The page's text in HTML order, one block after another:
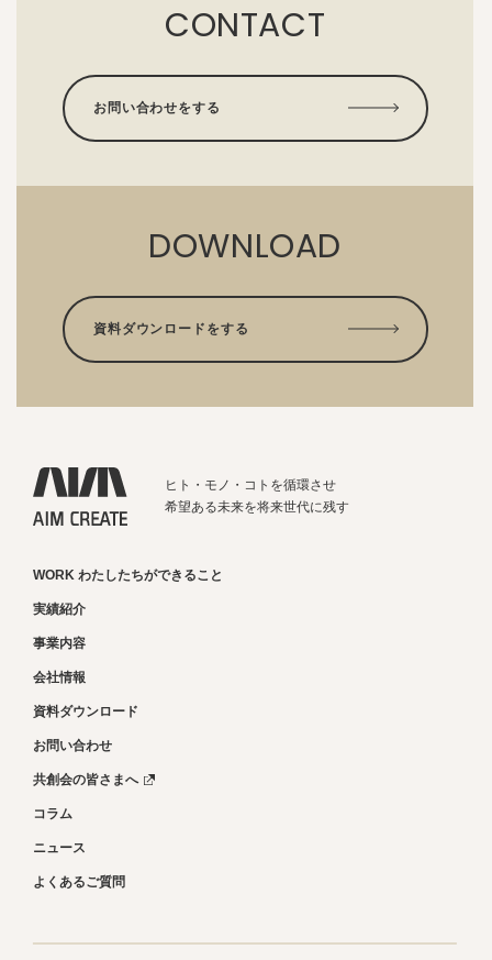
CONTACT
お問い合わせをする
DOWNLOAD
資料ダウンロードをする
ヒト・モノ・コトを循環させ
希望ある未来を将来世代に残す
WORK わたしたちができること
実績紹介
事業内容
会社情報
資料ダウンロード
お問い合わせ
共創会の皆さまへ
コラム
ニュース
よくあるご質問